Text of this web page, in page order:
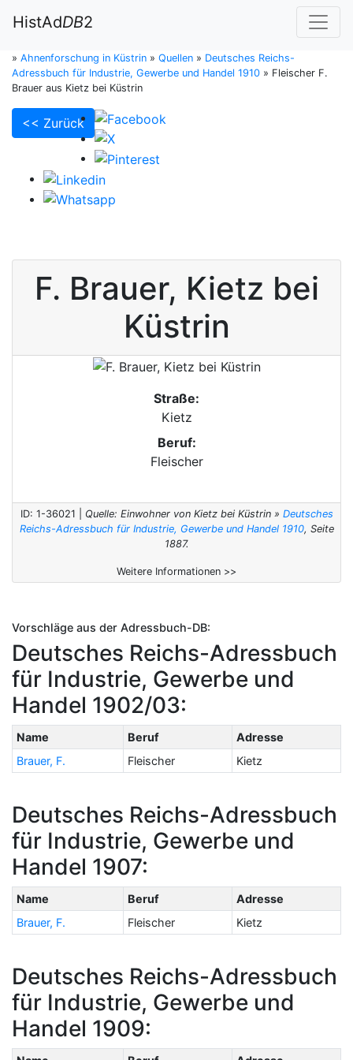
HistAdDB2
» Ahnenforschung in Küstrin » Quellen » Deutsches Reichs-
Adressbuch für Industrie, Gewerbe und Handel 1910 » Fleischer F.
Brauer aus Kietz bei Küstrin
<< Zurück
F. Brauer, Kietz bei
Küstrin
Straße:
Kietz
Beruf:
Fleischer
ID: 1-36021 | Quelle: Einwohner von Kietz bei Küstrin » Deutsches
Reichs-Adressbuch für Industrie, Gewerbe und Handel 1910, Seite
1887.
Weitere Informationen >>
Vorschläge aus der Adressbuch-DB:
Deutsches Reichs-Adressbuch
für Industrie, Gewerbe und
Handel 1902/03:
Name Beruf
Adresse
Brauer, F.
Fleischer Kietz
Deutsches Reichs-Adressbuch
für Industrie, Gewerbe und
Handel 1907:
Name Beruf
Adresse
Brauer, F.
Fleischer Kietz
Deutsches Reichs-Adressbuch
für Industrie, Gewerbe und
Handel 1909: